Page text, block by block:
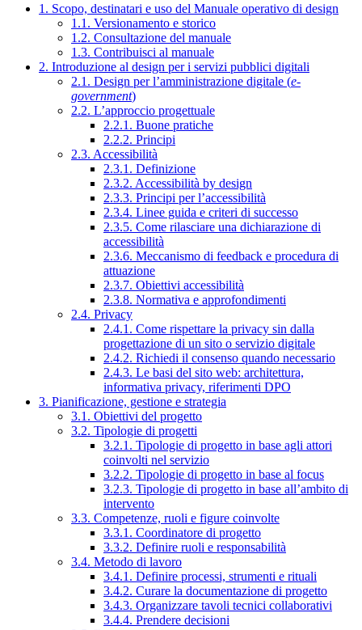
1. Scopo, destinatari e uso del Manuale operativo di design
1.1. Versionamento e storico
1.2. Consultazione del manuale
1.3. Contribuisci al manuale
2. Introduzione al design per i servizi pubblici digitali
2.1. Design per l’amministrazione digitale (e-
government)
2.2. L’approccio progettuale
2.2.1. Buone pratiche
2.2.2. Principi
2.3. Accessibilità
2.3.1. Definizione
2.3.2. Accessibilità by design
2.3.3. Principi per l’accessibilità
2.3.4. Linee guida e criteri di successo
2.3.5. Come rilasciare una dichiarazione di
accessibilità
2.3.6. Meccanismo di feedback e procedura di
attuazione
2.3.7. Obiettivi accessibilità
2.3.8. Normativa e approfondimenti
2.4. Privacy
2.4.1. Come rispettare la privacy sin dalla
progettazione di un sito o servizio digitale
2.4.2. Richiedi il consenso quando necessario
2.4.3. Le basi del sito web: architettura,
informativa privacy, riferimenti DPO
3. Pianificazione, gestione e strategia
3.1. Obiettivi del progetto
3.2. Tipologie di progetti
3.2.1. Tipologie di progetto in base agli attori
coinvolti nel servizio
3.2.2. Tipologie di progetto in base al focus
3.2.3. Tipologie di progetto in base all’ambito di
intervento
3.3. Competenze, ruoli e figure coinvolte
3.3.1. Coordinatore di progetto
3.3.2. Definire ruoli e responsabilità
3.4. Metodo di lavoro
3.4.1. Definire processi, strumenti e rituali
3.4.2. Curare la documentazione di progetto
3.4.3. Organizzare tavoli tecnici collaborativi
3.4.4. Prendere decisioni